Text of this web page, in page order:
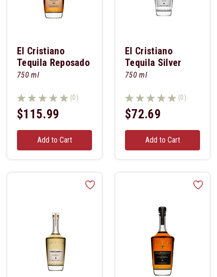
El Cristiano
Tequila Reposado
Xr
750 ml
(0)
$115.99
Add to Cart
El Cristiano
Tequila Silver
750 ml
(0)
$72.69
Add to Cart